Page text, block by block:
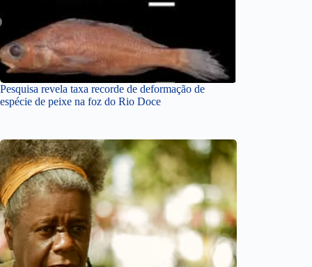
Pesquisa revela taxa recorde de deformação de
espécie de peixe na foz do Rio Doce